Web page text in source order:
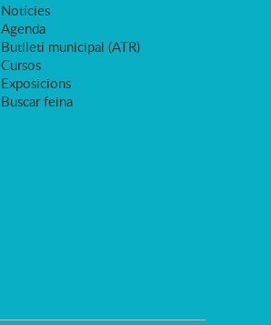
Notícies
Agenda
Butlletí municipal (ATR)
Cursos
Exposicions
Buscar feina